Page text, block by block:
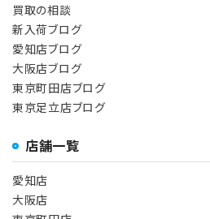
買取の相談
新入荷ブログ
愛知店ブログ
大阪店ブログ
東京町田店ブログ
東京足立店ブログ
店舗一覧
愛知店
大阪店